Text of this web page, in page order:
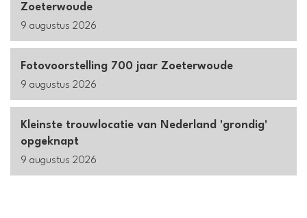
Zoeterwoude
9 augustus 2026
Fotovoorstelling 700 jaar Zoeterwoude
9 augustus 2026
Kleinste trouwlocatie van Nederland 'grondig'
opgeknapt
9 augustus 2026